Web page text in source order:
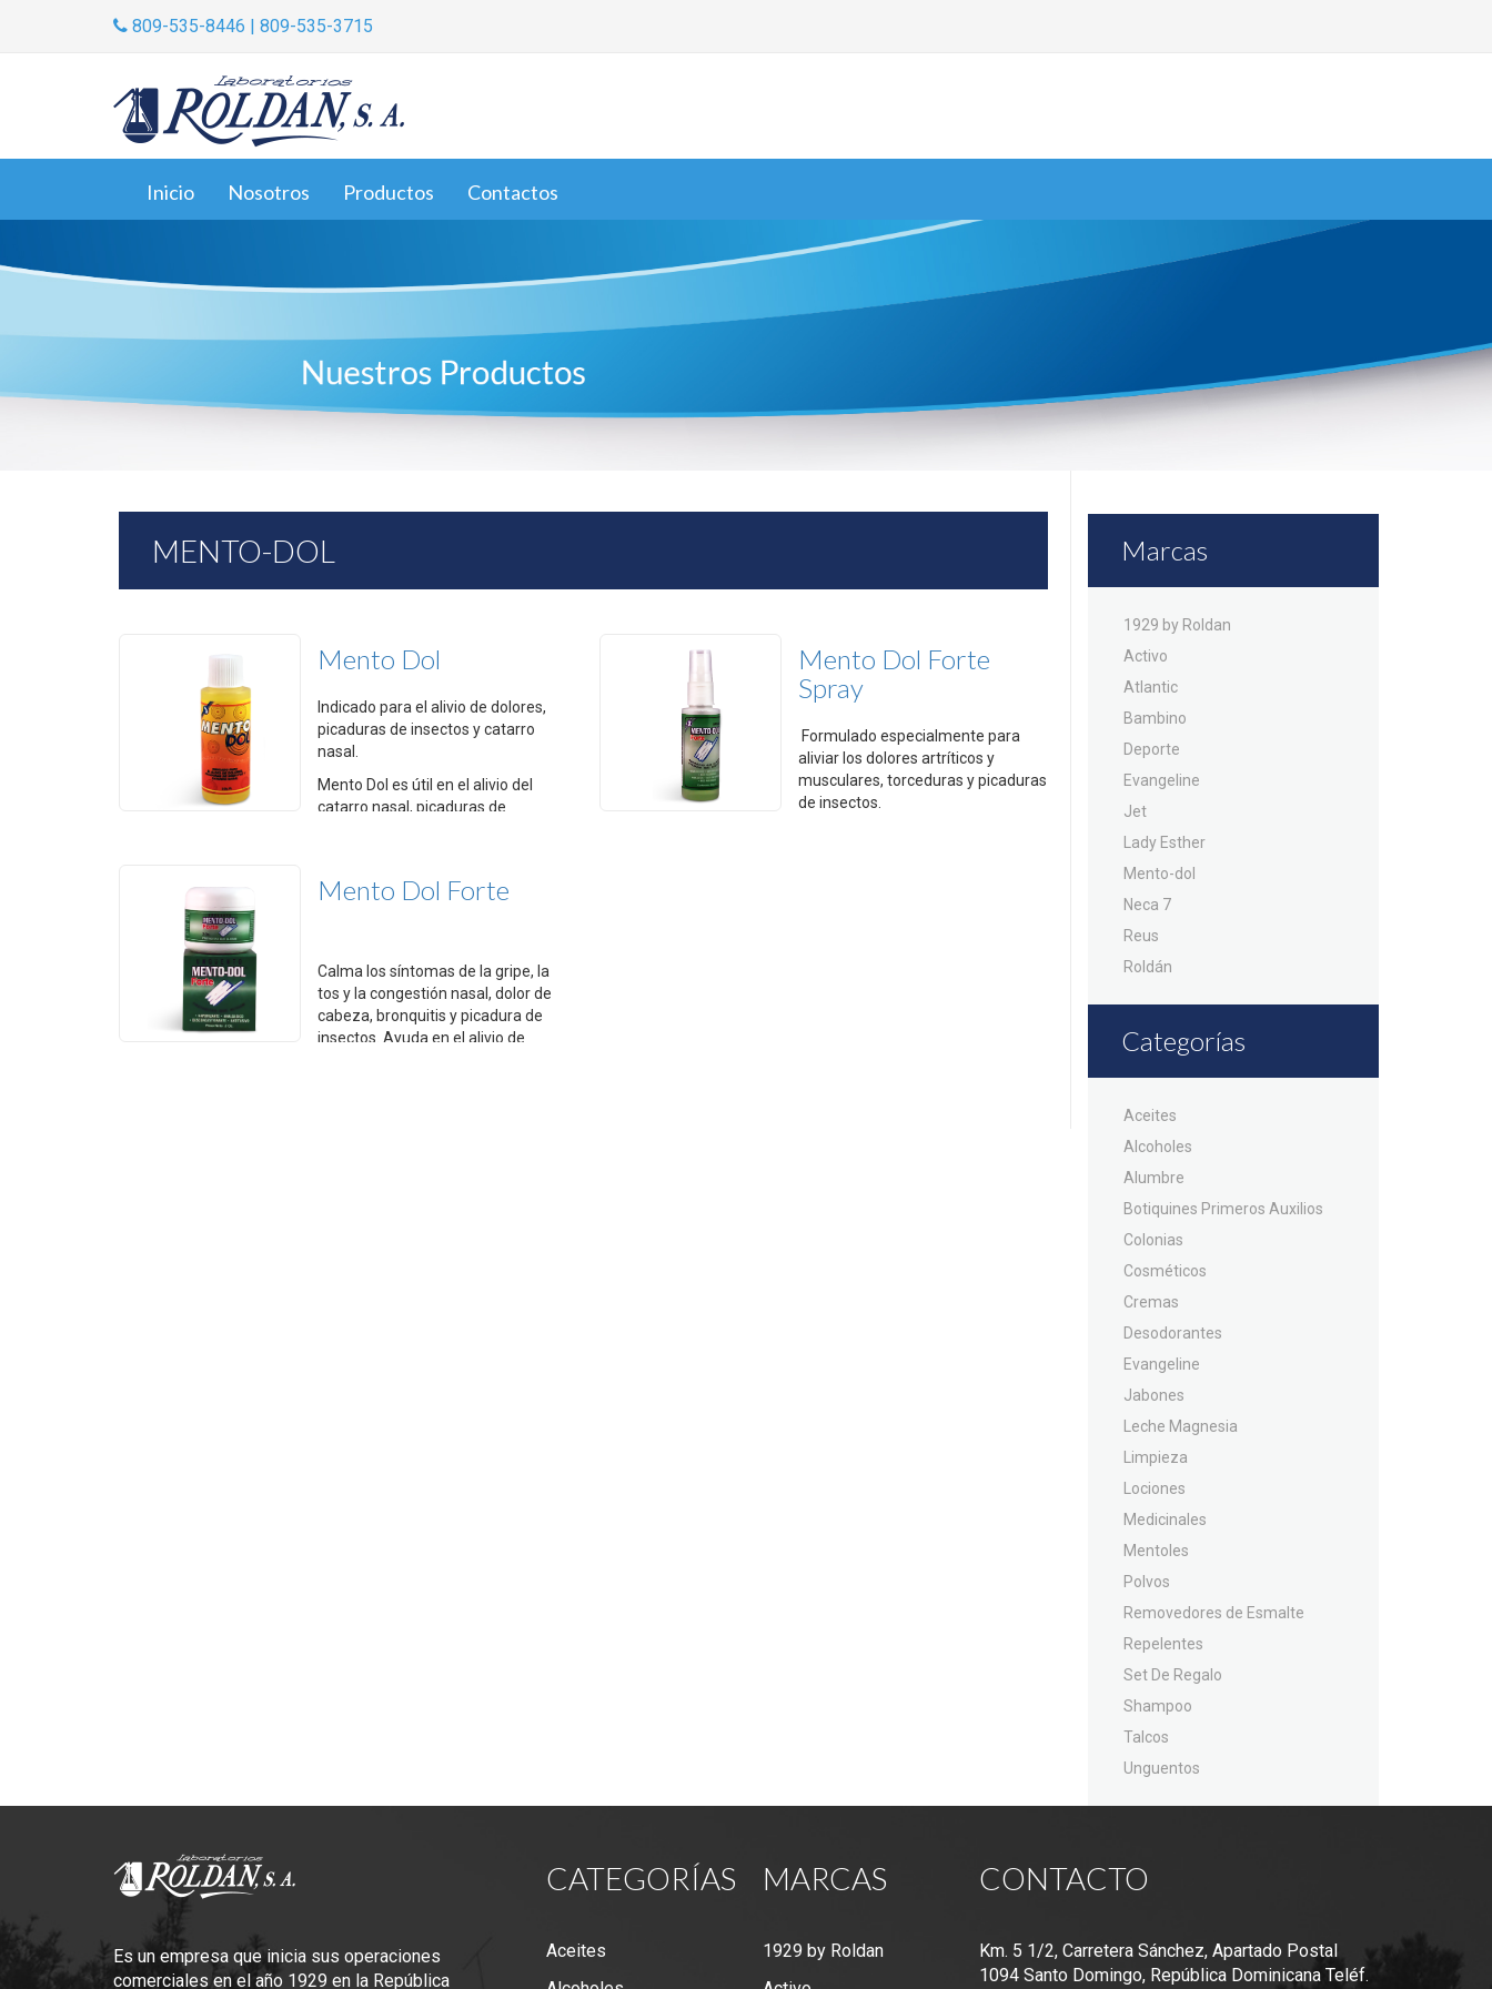
809-535-8446 | 809-535-3715
Inicio Nosotros Productos Contactos
MENTO-DOL
Mento Dol
Indicado para el alivio de dolores,
picaduras de insectos y catarro
nasal.
Mento Dol es útil en el alivio del
catarro nasal, picaduras de
PRESENTACIÓN
Mento Dol Forte
Spray
Formulado especialmente para
aliviar los dolores artríticos y
musculares, torceduras y picaduras
de insectos.
Mento Dol Forte
Calma los síntomas de la gripe, la
tos y la congestión nasal, dolor de
cabeza, bronquitis y picadura de
insectos. Ayuda en el alivio de
Marcas
1929 by Roldan
Activo
Atlantic
Bambino
Deporte
Evangeline
Jet
Lady Esther
Mento-dol
Neca 7
Reus
Roldán
Categorías
Aceites
Alcoholes
Alumbre
Botiquines Primeros Auxilios
Colonias
Cosméticos
Cremas
Desodorantes
Evangeline
Jabones
Leche Magnesia
Limpieza
Lociones
Medicinales
Mentoles
Polvos
Removedores de Esmalte
Repelentes
Set De Regalo
Shampoo
Talcos
Unguentos
Es un empresa que inicia sus operaciones
comerciales en el año 1929 en la República
CATEGORÍAS
Aceites
MARCAS
1929 by Roldan
CONTACTO
Km. 5 1/2, Carretera Sánchez, Apartado Postal
1094 Santo Domingo, República Dominicana Teléf.